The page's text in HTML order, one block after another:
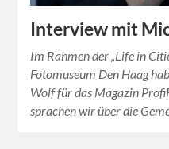
Interview mit
Im Rahmen der „Life in
Fotomuseum Den Haag
Wolf für das Magazin
sprachen wir über die